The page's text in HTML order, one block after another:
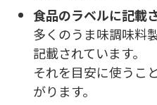
食品のラベルに記載
多くのうま味調味料
記載されています。
それを目安に使うこ
がります。